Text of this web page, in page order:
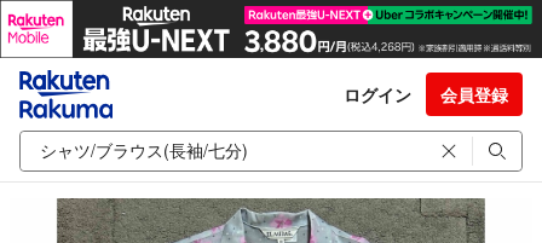
ログイン 会員登録